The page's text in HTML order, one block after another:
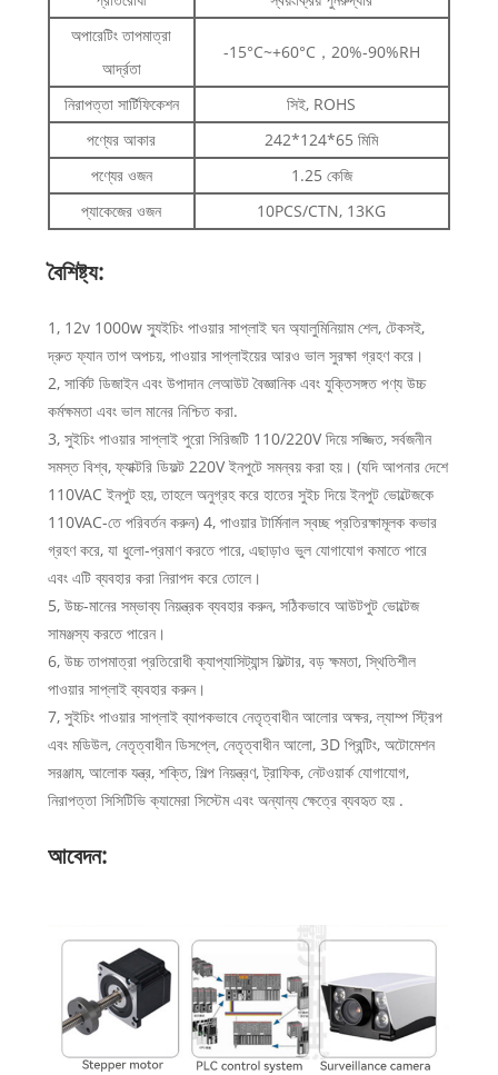
অপারেটিং তাপমাত্রা
আর্দ্রতা
-15°C~+60°C，20%-90%RH
নিরাপত্তা সার্টিফিকেশন
সিই, ROHS
পণ্যের আকার
242*124*65 মিমি
পণ্যের ওজন
1.25 কেজি
প্যাকেজের ওজন
10PCS/CTN, 13KG
বৈশিষ্ট্য:
1, 12v 1000w স্যুইচিং পাওয়ার সাপ্লাই ঘন অ্যালুমিনিয়াম শেল, টেকসই,
দ্রুত ফ্যান তাপ অপচয়, পাওয়ার সাপ্লাইয়ের আরও ভাল সুরক্ষা গ্রহণ করে।
2, সার্কিট ডিজাইন এবং উপাদান লেআউট বৈজ্ঞানিক এবং যুক্তিসঙ্গত পণ্য উচ্চ
কর্মক্ষমতা এবং ভাল মানের নিশ্চিত করা.
3, সুইচিং পাওয়ার সাপ্লাই পুরো সিরিজটি 110/220V দিয়ে সজ্জিত, সর্বজনীন
সমস্ত বিশ্ব, ফ্যাক্টরি ডিফল্ট 220V ইনপুটে সমন্বয় করা হয়। (যদি আপনার দেশে
110VAC ইনপুট হয়, তাহলে অনুগ্রহ করে হাতের সুইচ দিয়ে ইনপুট ভোল্টেজকে
110VAC-তে পরিবর্তন করুন) 4, পাওয়ার টার্মিনাল স্বচ্ছ প্রতিরক্ষামূলক কভার
গ্রহণ করে, যা ধুলো-প্রমাণ করতে পারে, এছাড়াও ভুল যোগাযোগ কমাতে পারে
এবং এটি ব্যবহার করা নিরাপদ করে তোলে।
5, উচ্চ-মানের সম্ভাব্য নিয়ন্ত্রক ব্যবহার করুন, সঠিকভাবে আউটপুট ভোল্টেজ
সামঞ্জস্য করতে পারেন।
6, উচ্চ তাপমাত্রা প্রতিরোধী ক্যাপ্যাসিট্যান্স ফিল্টার, বড় ক্ষমতা, স্থিতিশীল
পাওয়ার সাপ্লাই ব্যবহার করুন।
7, সুইচিং পাওয়ার সাপ্লাই ব্যাপকভাবে নেতৃত্বাধীন আলোর অক্ষর, ল্যাম্প স্ট্রিপ
এবং মডিউল, নেতৃত্বাধীন ডিসপ্লে, নেতৃত্বাধীন আলো, 3D প্রিন্টিং, অটোমেশন
সরঞ্জাম, আলোক যন্ত্র, শক্তি, শিল্প নিয়ন্ত্রণ, ট্রাফিক, নেটওয়ার্ক যোগাযোগ,
নিরাপত্তা সিসিটিভি ক্যামেরা সিস্টেম এবং অন্যান্য ক্ষেত্রে ব্যবহৃত হয় .
আবেদন: